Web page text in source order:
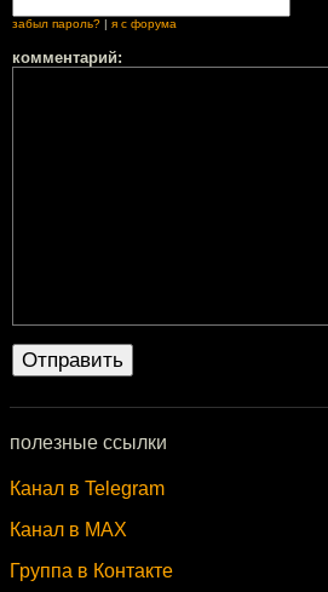
забыл пароль? | я с форума
комментарий:
полезные ссылки
Канал в Telegram
Канал в MAX
Группа в Контакте